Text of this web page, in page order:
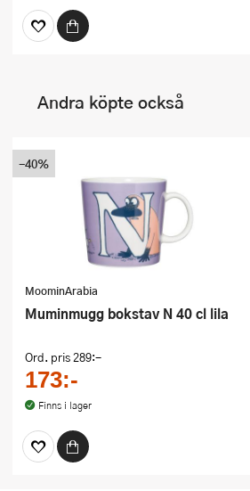
Andra köpte också
MoominArabia
Muminmugg bokstav N 40 cl lila
Ord. pris289:-
173:-
Finns i lager
-40%